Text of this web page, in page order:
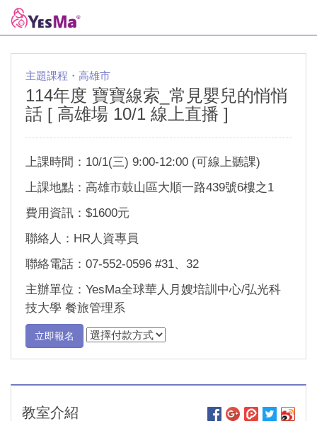
主題課程・高雄市
114年度 寶寶線索_常見嬰兒的悄悄
話 [ 高雄場 10/1 線上直播 ]
上課時間：10/1(三) 9:00-12:00 (可線上聽課)
上課地點：高雄市鼓山區大順一路439號6樓之1
費用資訊：$1600元
聯絡人：HR人資專員
聯絡電話：07-552-0596 #31、32
主辦單位：YesMa全球華人月嫂培訓中心/弘光科
技大學 餐旅管理系
立即報名
教室介紹